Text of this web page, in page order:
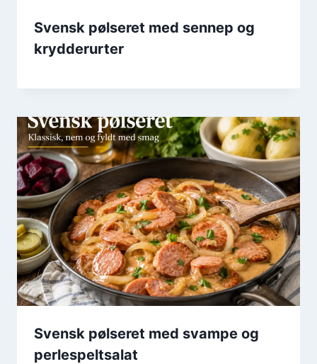
Svensk pølseret med sennep og
krydderurter
Svensk pølseret med svampe og
perlespeltsalat